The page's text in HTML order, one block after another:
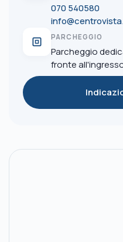
070 540580
PARCHEGGIO
Parcheggio
fronte